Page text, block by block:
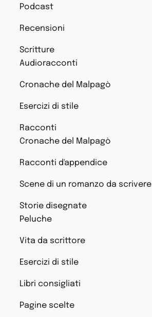
Podcast
Recensioni
Scritture
Audioracconti
Cronache del Malpagò
Esercizi di stile
Racconti
Cronache del Malpagò
Racconti d'appendice
Scene di un romanzo da scrivere
Storie disegnate
Peluche
Vita da scrittore
Esercizi di stile
Libri consigliati
Pagine scelte